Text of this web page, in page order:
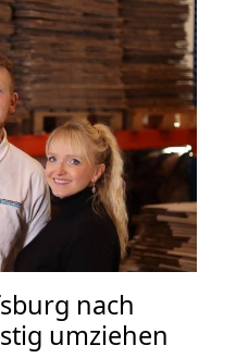
nach
umziehen